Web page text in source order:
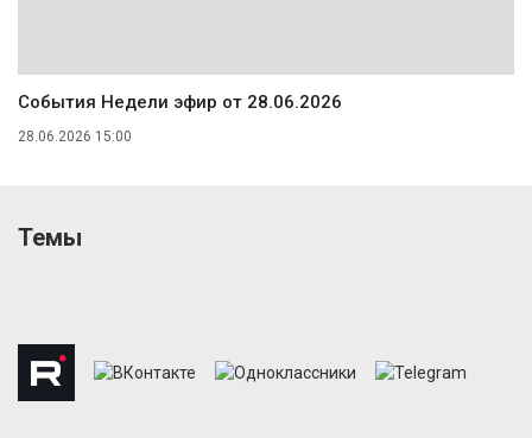
События Недели эфир от 28.06.2026
28.06.2026 15:00
Темы